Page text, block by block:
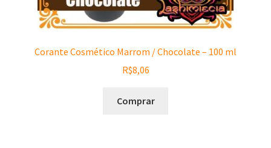
Corante Cosmético Marrom / Chocolate – 100 ml
R$8,06
Comprar